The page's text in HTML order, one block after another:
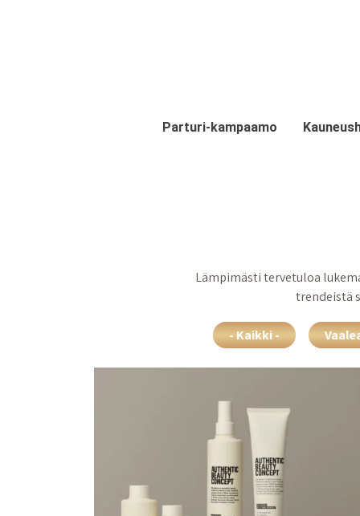
Parturi-kampaamo
Lämpimästi tervetuloa
trendeistä
- Kaikki -